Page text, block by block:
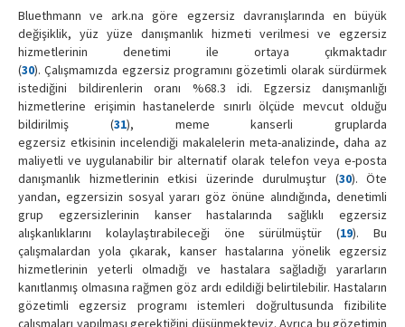
Bluethmann ve ark.na göre egzersiz davranışlarında en büyük
değişiklik, yüz yüze danışmanlık hizmeti verilmesi ve egzersiz
hizmetlerinin denetimi ile ortaya çıkmaktadır
(30). Çalışmamızda egzersiz programını gözetimli olarak sürdürmek
istediğini bildirenlerin oranı %68.3 idi. Egzersiz danışmanlığı
hizmetlerine erişimin hastanelerde sınırlı ölçüde mevcut olduğu
bildirilmiş (31), meme kanserli gruplarda
egzersiz etkisinin incelendiği makalelerin meta-analizinde, daha az
maliyetli ve uygulanabilir bir alternatif olarak telefon veya e-posta
danışmanlık hizmetlerinin etkisi üzerinde durulmuştur (30). Öte
yandan, egzersizin sosyal yararı göz önüne alındığında, denetimli
grup egzersizlerinin kanser hastalarında sağlıklı egzersiz
alışkanlıklarını kolaylaştırabileceği öne sürülmüştür (19). Bu
çalışmalardan yola çıkarak, kanser hastalarına yönelik egzersiz
hizmetlerinin yeterli olmadığı ve hastalara sağladığı yararların
kanıtlanmış olmasına rağmen göz ardı edildiği belirtilebilir. Hastaların
gözetimli egzersiz programı istemleri doğrultusunda fizibilite
çalışmaları yapılması gerektiğini düşünmekteyiz. Ayrıca bu gözetimin